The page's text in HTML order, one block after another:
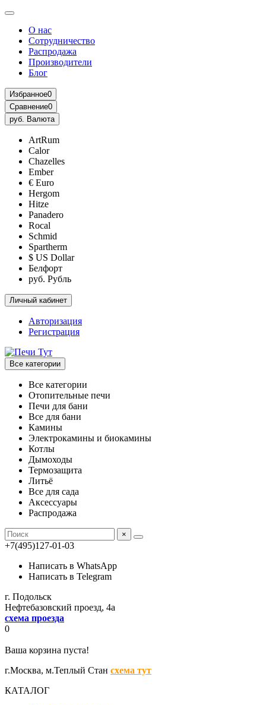
О нас
Сотрудничество
Распродажа
Производители
Блог
Избранное0
Сравнение0
руб. Валюта
ArtRum
Calor
Chazelles
Ember
€ Euro
Hergom
Hitze
Panadero
Rocal
Schmid
Spartherm
$ US Dollar
Белфорт
руб. Рубль
Личный кабинет
Авторизация
Регистрация
Все категории
Все категории
Отопительные печи
Печи для бани
Все для бани
Камины
Электрокамины и биокамины
Котлы
Дымоходы
Термозащита
Литьё
Все для сада
Аксессуары
Распродажа
×
+7(495)127-01-03
Написать в WhatsApp
Написать в Telegram
г. Подольск
Нефтебазовский проезд, 4а
схема проезда
0
Ваша корзина пуста!
г.Москва, м.Теплый Стан схема тут
КАТАЛОГ